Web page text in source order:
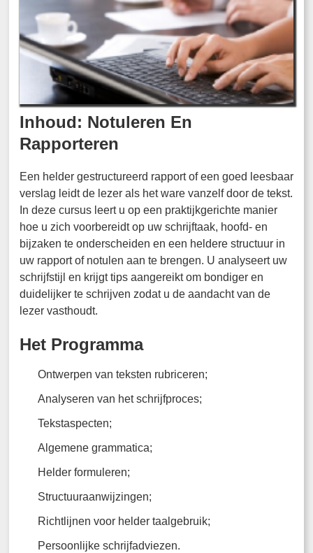
Inhoud: Notuleren En
Rapporteren
Een helder gestructureerd rapport of een goed leesbaar
verslag leidt de lezer als het ware vanzelf door de tekst.
In deze cursus leert u op een praktijkgerichte manier
hoe u zich voorbereidt op uw schrijftaak, hoofd- en
bijzaken te onderscheiden en een heldere structuur in
uw rapport of notulen aan te brengen. U analyseert uw
schrijfstijl en krijgt tips aangereikt om bondiger en
duidelijker te schrijven zodat u de aandacht van de
lezer vasthoudt.
Het Programma
Ontwerpen van teksten rubriceren;
Analyseren van het schrijfproces;
Tekstaspecten;
Algemene grammatica;
Helder formuleren;
Structuuraanwijzingen;
Richtlijnen voor helder taalgebruik;
Persoonlijke schrijfadviezen.